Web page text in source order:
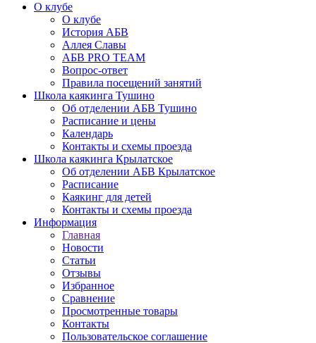
О клубе
О клубе
История АБВ
Аллея Славы
АБВ PRO TEAM
Вопрос-ответ
Правила посещений занятий
Школа каякинга Тушино
Об отделении АБВ Тушино
Расписание и цены
Календарь
Контакты и схемы проезда
Школа каякинга Крылатское
Об отделении АБВ Крылатское
Расписание
Каякинг для детей
Контакты и схемы проезда
Информация
Главная
Новости
Статьи
Отзывы
Избранное
Сравнение
Просмотренные товары
Контакты
Пользовательское соглашение